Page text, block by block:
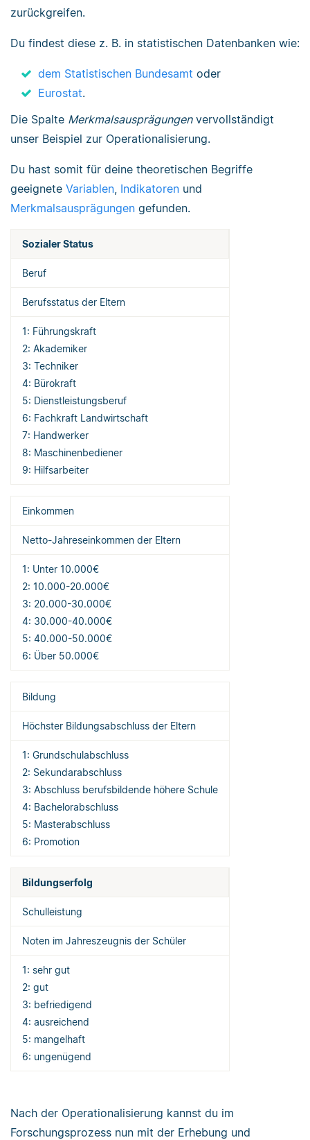
zurückgreifen.
Du findest diese z. B. in statistischen Datenbanken wie:
dem Statistischen Bundesamt oder
Eurostat.
Die Spalte Merkmalsausprägungenvervollständigt
unser Beispiel zur Operationalisierung.
Du hast somit für deine theoretischen Begriffe
geeignete Variablen Indikatoren und
Merkmalsausprägungen gefunden.
Sozialer Status
Beruf
Berufsstatus der Eltern
1: Führungskraft
2: Akademiker
3: Techniker
4: Bürokraft
5: Dienstleistungsberuf
6: Fachkraft Landwirtschaft
7: Handwerker
8: Maschinenbediener
9: Hilfsarbeiter
Einkommen
Netto-Jahreseinkommen der Eltern
1: Unter 10.000€
2: 10.000-20.000€
3: 20.000-30.000€
4: 30.000-40.000€
5: 40.000-50.000€
6: Über 50.000€
Bildung
Höchster Bildungsabschluss der Eltern
1: Grundschulabschluss
2: Sekundarabschluss
3: Abschluss berufsbildende höhere Schule
4: Bachelorabschluss
5: Masterabschluss
6: Promotion
Bildungserfolg
Schulleistung
Noten im Jahreszeugnis der Schüler
1: sehr gut
2: gut
3: befriedigend
4: ausreichend
5: mangelhaft
6: ungenügend
Nach der Operationalisierung kannst du im
Forschungsprozess nun mit der Erhebung und